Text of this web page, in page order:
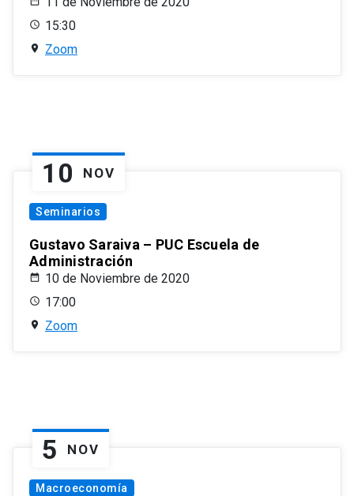
15:30
Zoom
10 NOV
Seminarios
Gustavo Saraiva – PUC Escuela de
Administración
10 de Noviembre de 2020
17:00
Zoom
5 NOV
Macroeconomía